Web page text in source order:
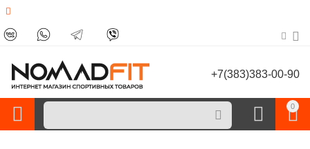
+7(383)383-00-90
0